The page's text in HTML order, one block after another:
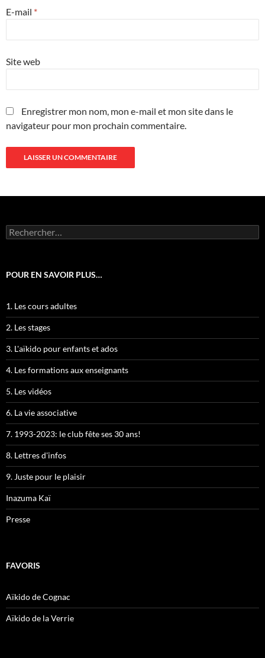
E-mail *
Site web
Enregistrer mon nom, mon e-mail et mon site dans le
navigateur pour mon prochain commentaire.
Rechercher :
POUR EN SAVOIR PLUS…
1. Les cours adultes
2. Les stages
3. L'aïkido pour enfants et ados
4. Les formations aux enseignants
5. Les vidéos
6. La vie associative
7. 1993-2023: le club fête ses 30 ans!
8. Lettres d'infos
9. Juste pour le plaisir
Inazuma Kaï
Presse
FAVORIS
Aïkido de Cognac
Aïkido de la Verrie